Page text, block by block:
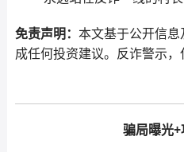
免责声明： 本文基于公开信
成任何投资建议。反诈警示，
骗局曝光